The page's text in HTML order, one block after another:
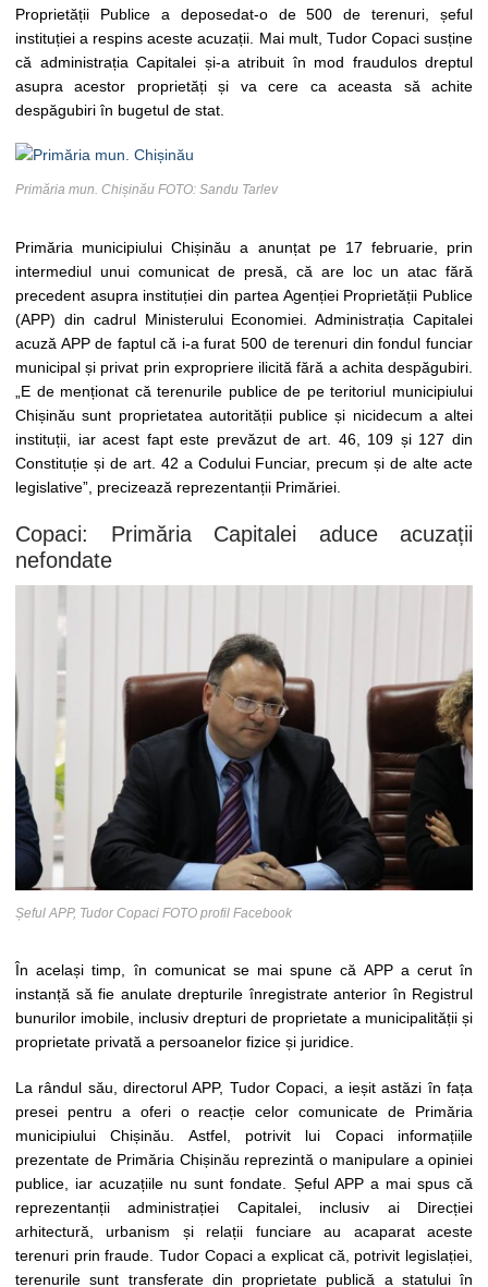
Proprietății Publice a deposedat-o de 500 de terenuri, șeful
instituției a respins aceste acuzații. Mai mult, Tudor Copaci susține
că administrația Capitalei și-a atribuit în mod fraudulos dreptul
asupra acestor proprietăți și va cere ca aceasta să achite
despăgubiri în bugetul de stat.
Primăria mun. Chișinău FOTO: Sandu Tarlev
Primăria municipiului Chișinău a anunțat pe 17 februarie, prin
intermediul unui comunicat de presă, că are loc un atac fără
precedent asupra instituției din partea Agenției Proprietății Publice
(APP) din cadrul Ministerului Economiei. Administrația Capitalei
acuză APP de faptul că i-a furat 500 de terenuri din fondul funciar
municipal și privat prin expropriere ilicită fără a achita despăgubiri.
„E de menționat că terenurile publice de pe teritoriul municipiului
Chișinău sunt proprietatea autorității publice și nicidecum a altei
instituții, iar acest fapt este prevăzut de art. 46, 109 și 127 din
Constituție și de art. 42 a Codului Funciar, precum și de alte acte
legislative”, precizează reprezentanții Primăriei.
Copaci: Primăria Capitalei aduce acuzații
nefondate
Șeful APP, Tudor Copaci FOTO profil Facebook
În același timp, în comunicat se mai spune că APP a cerut în
instanță să fie anulate drepturile înregistrate anterior în Registrul
bunurilor imobile, inclusiv drepturi de proprietate a municipalității și
proprietate privată a persoanelor fizice și juridice.
La rândul său, directorul APP, Tudor Copaci, a ieșit astăzi în fața
presei pentru a oferi o reacție celor comunicate de Primăria
municipiului Chișinău. Astfel, potrivit lui Copaci informațiile
prezentate de Primăria Chișinău reprezintă o manipulare a opiniei
publice, iar acuzațiile nu sunt fondate. Șeful APP a mai spus că
reprezentanții administrației Capitalei, inclusiv ai Direcției
arhitectură, urbanism și relații funciare au acaparat aceste
terenuri prin fraude. Tudor Copaci a explicat că, potrivit legislației,
terenurile sunt transferate din proprietate publică a statului în